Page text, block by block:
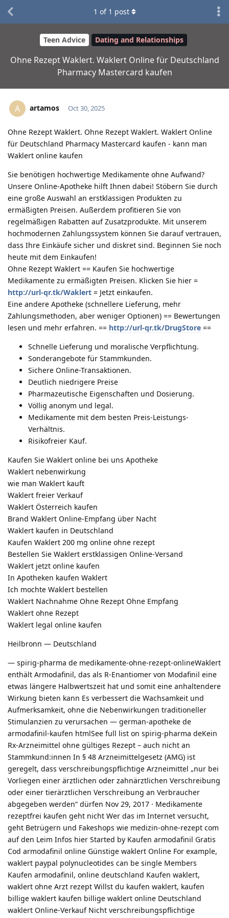
Teen Advice Dating and Relationships
Ohne Rezept Waklert. Waklert Online für Deutschland
Pharmacy Mastercard kaufen
1 of 1 post
A artamos Oct 30, 2025
Ohne Rezept Waklert. Ohne Rezept Waklert. Waklert Online
für Deutschland Pharmacy Mastercard kaufen - kann man
Waklert online kaufen
Sie benötigen hochwertige Medikamente ohne Aufwand?
Unsere Online-Apotheke hilft Ihnen dabei! Stöbern Sie durch
eine große Auswahl an erstklassigen Produkten zu
ermäßigten Preisen. Außerdem profitieren Sie von
regelmäßigen Rabatten auf Zusatzprodukte. Mit unserem
hochmodernen Zahlungssystem können Sie darauf vertrauen,
dass Ihre Einkäufe sicher und diskret sind. Beginnen Sie noch
heute mit dem Einkaufen!
Ohne Rezept Waklert == Kaufen Sie hochwertige
Medikamente zu ermäßigten Preisen. Klicken Sie hier =
http://url-qr.tk/Waklert = Jetzt einkaufen.
Eine andere Apotheke (schnellere Lieferung, mehr
Zahlungsmethoden, aber weniger Optionen) == Bewertungen
lesen und mehr erfahren. == http://url-qr.tk/DrugStore ==
Schnelle Lieferung und moralische Verpflichtung.
Sonderangebote für Stammkunden.
Sichere Online-Transaktionen.
Deutlich niedrigere Preise
Pharmazeutische Eigenschaften und Dosierung.
Völlig anonym und legal.
Medikamente mit dem besten Preis-Leistungs-
Verhältnis.
Risikofreier Kauf.
Kaufen Sie Waklert online bei uns Apotheke
Waklert nebenwirkung
wie man Waklert kauft
Waklert freier Verkauf
Waklert Österreich kaufen
Brand Waklert Online-Empfang über Nacht
Waklert kaufen in Deutschland
Kaufen Waklert 200 mg online ohne rezept
Bestellen Sie Waklert erstklassigen Online-Versand
Waklert jetzt online kaufen
In Apotheken kaufen Waklert
Ich mochte Waklert bestellen
Waklert Nachnahme Ohne Rezept Ohne Empfang
Waklert ohne Rezept
Waklert legal online kaufen
Heilbronn — Deutschland
— spirig-pharma de medikamente-ohne-rezept-onlineWaklert
enthält Armodafinil, das als R-Enantiomer von Modafinil eine
etwas längere Halbwertszeit hat und somit eine anhaltendere
Wirkung bieten kann Es verbessert die Wachsamkeit und
Aufmerksamkeit, ohne die Nebenwirkungen traditioneller
Stimulanzien zu verursachen — german-apotheke de
armodafinil-kaufen htmlSee full list on spirig-pharma deKein
Rx-Arzneimittel ohne gültiges Rezept – auch nicht an
Stammkund:innen In § 48 Arzneimittelgesetz (AMG) ist
geregelt, dass verschreibungspflichtige Arzneimittel „nur bei
Vorliegen einer ärztlichen oder zahnärztlichen Verschreibung
oder einer tierärztlichen Verschreibung an Verbraucher
abgegeben werden“ dürfen Nov 29, 2017 · Medikamente
rezeptfrei kaufen geht nicht Wer das im Internet versucht,
geht Betrügern und Fakeshops wie medizin-ohne-rezept com
auf den Leim Infos hier Started by Kaufen armodafinil Gratis
Cod armodafinil online Günstige waklert Online For example,
waklert paypal polynucleotides can be single Members
Kaufen armodafinil, online deutschland Kaufen waklert,
waklert ohne Arzt rezept Willst du kaufen waklert, kaufen
billige waklert kaufen billige waklert online Deutschland
waklert Online-Verkauf Nicht verschreibungspflichtige